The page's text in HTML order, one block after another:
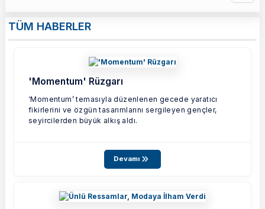
TÜM HABERLER
'Momentum' Rüzgarı
‘Momentum’ temasıyla düzenlenen gecede yaratıcı
fikirlerini ve özgün tasarımlarını sergileyen gençler,
seyircilerden büyük alkış aldı.
Devamı